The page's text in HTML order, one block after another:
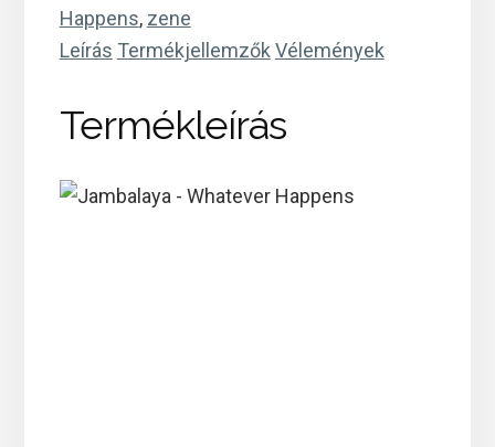
Happens, zene
Leírás Termékjellemzők Vélemények
Termékleírás